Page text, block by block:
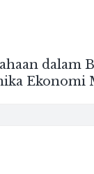
dalam
Ekonomi